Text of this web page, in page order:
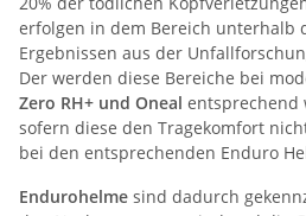
erfolgen in dem Bereich unterhalb
Ergebnissen aus der
Der werden diese Bereiche bei
Zero RH+ und Oneal entsprechend
sofern diese den Tragekomfort
bei den entsprechenden Enduro
Endurohelme sind dadurch